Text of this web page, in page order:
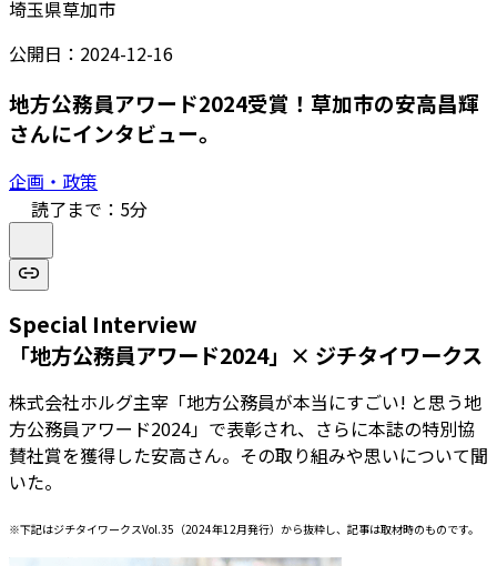
埼玉県草加市
公開日： 2024-12-16
地方公務員アワード2024受賞！草加市の安高昌輝
さんにインタビュー。
企画・政策
読了まで： 5分
Special Interview
「地方公務員アワード2024」× ジチタイワークス
株式会社ホルグ主宰「地方公務員が本当にすごい! と思う地
方公務員アワード2024」で表彰され、さらに本誌の特別協
賛社賞を獲得した安高さん。その取り組みや思いについて聞
いた。
※下記はジチタイワークスVol.35（2024年12月発行）から抜粋し、記事は取材時のものです。